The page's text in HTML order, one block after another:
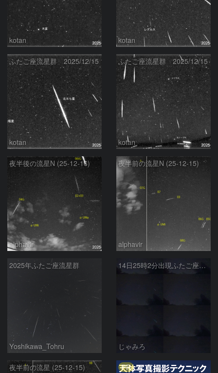
kotan kotan
ふたご座流星群 2025/12/15
kotan
ふたご座流星群 2025/12/15
kotan
夜半後の流星N (25-12-16)
alphavir
夜半前の流星N (25-12-15)
alphavir
2025年ふたご座流星群
Yoshikawa_Tohru
14日25時2分出現ふたご座群大流星(全行程)
じゃみろ
夜半前の流星 (25-12-15) PR